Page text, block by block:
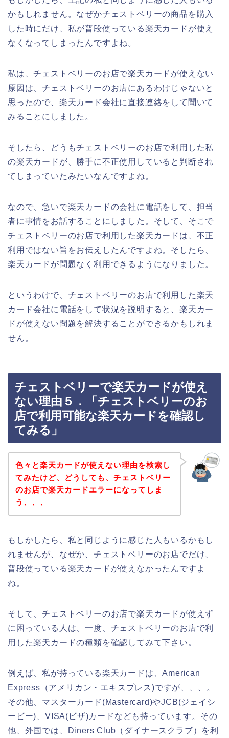
かもしれません。なぜかチェストベリーの商品を購入
した時にだけ、私が普段使っている楽天カードが使え
なくなってしまったんですよね。
私は、チェストベリーのお店で楽天カードが使えない
原因は、チェストベリーのお店にあるわけじゃないと
思ったので、楽天カード会社に直接連絡をして聞いて
みることにしました。
そしたら、どうもチェストベリーのお店で利用した私
の楽天カードが、勝手に不正使用していると判断され
てしまっていたみたいなんですよね。
なので、急いで楽天カードの会社に電話をして、担当
者に事情をお話することにしました。そして、そこで
チェストベリーのお店で利用した楽天カードは、不正
利用ではない旨をお伝えしたんですよね。そしたら、
楽天カードが問題なく利用できるようになりました。
というわけで、チェストベリーのお店で利用した楽天
カード会社に電話をして状況を説明すると、楽天カー
ドが使えない問題を解決することができるかもしれま
せん。
チェストベリーで楽天カードが使え
ない理由５．「チェストベリーのお
店で利用可能な楽天カードを確認し
てみる」
色々と楽天カードが使えない理由を検索し
てみたけど、どうしても、チェストベリー
のお店で楽天カードエラーになってしま
う、、、
もしかしたら、私と同じように感じた人もいるかもし
れませんが、なぜか、チェストベリーのお店でだけ、
普段使っている楽天カードが使えなかったんですよ
ね。
そして、チェストベリーのお店で楽天カードが使えず
に困っている人は、一度、チェストベリーのお店で利
用した楽天カードの種類を確認してみて下さい。
例えば、私が持っている楽天カードは、American
Express（アメリカン・エキスプレス)ですが、、、。
その他、マスターカード(Mastercard)やJCB(ジェイシ
ービー)、VISA(ビザ)カードなども持っています。その
他、外国では、Diners Club（ダイナースクラブ）を利